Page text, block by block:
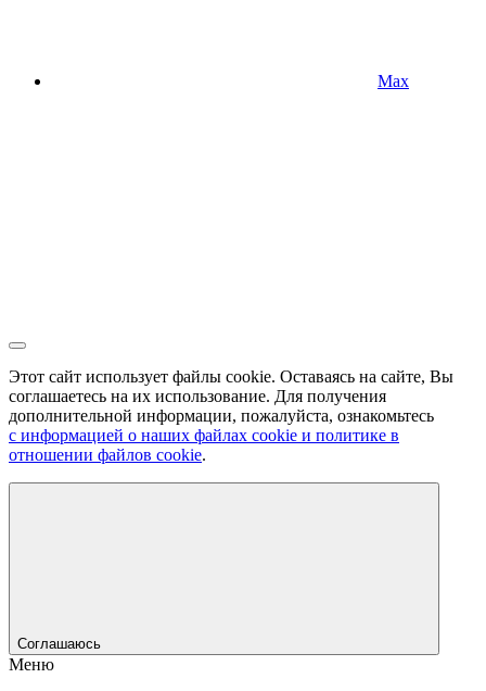
Max
Этот сайт использует файлы cookie. Оставаясь на сайте, Вы
соглашаетесь на их использование. Для получения
дополнительной информации, пожалуйста, ознакомьтесь
с информацией о наших файлах cookie и политике в
отношении файлов cookie.
Соглашаюсь
Меню